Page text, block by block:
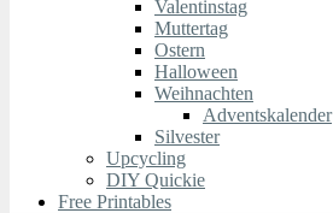
Valentinstag
Muttertag
Ostern
Halloween
Weihnachten
Adventskalender
Silvester
Upcycling
DIY Quickie
Free Printables